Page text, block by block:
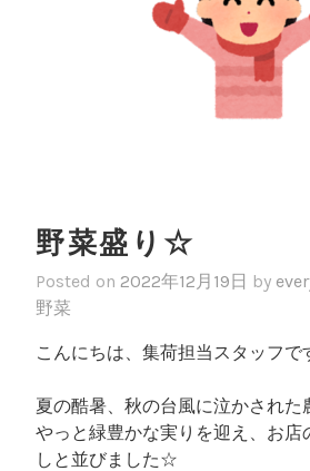
野菜盛り☆
Posted on 2022年12月19日 by
野菜
こんにちは、集荷担当スタッフ
夏の酷暑、秋の台風に泣かされた
やっと緑豊かな実りを迎え、お店
しと並びました☆